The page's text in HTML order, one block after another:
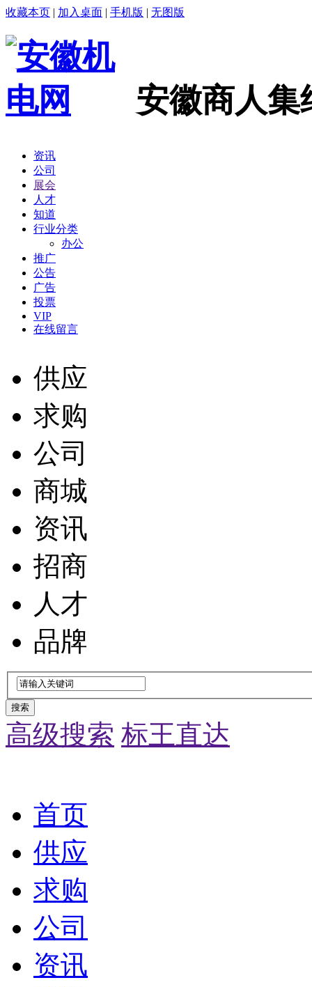
收藏本页 | 加入桌面 | 手机版 | 无图版
安徽商人集
资讯
公司
展会
人才
知道
行业分类
办公
推广
公告
广告
投票
VIP
在线留言
供应
求购
公司
商城
资讯
招商
人才
品牌
搜索
高级搜索 标王直达
首页
供应
求购
公司
资讯